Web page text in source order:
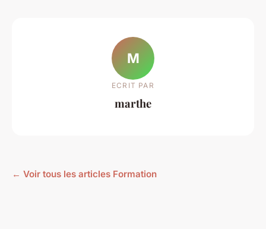
M
ECRIT PAR
marthe
← Voir tous les articles Formation